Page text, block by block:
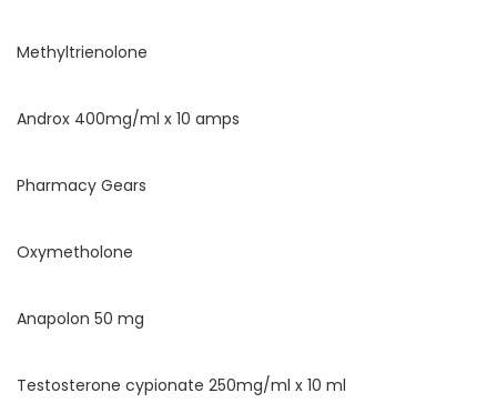
Methyltrienolone
Androx 400mg/ml x 10 amps
Pharmacy Gears
Oxymetholone
Anapolon 50 mg
Testosterone cypionate 250mg/ml x 10 ml